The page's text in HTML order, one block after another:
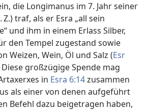
die Longimanus im 7. Jahr seiner
Z.) traf, als er Esra „all sein
und ihm in einem Erlass Silber,
den Tempel zugestand sowie
Weizen, Wein, Öl und Salz (Esr
Diese großzügige Spende mag
in Esra 6:14zusammen
als einer von denen aufgeführt
Befehl dazu beigetragen haben,